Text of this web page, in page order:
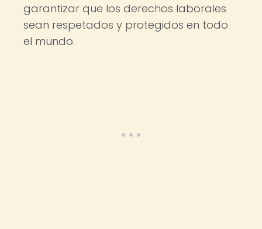
garantizar que los derechos laborales
sean respetados y protegidos en todo
el mundo.